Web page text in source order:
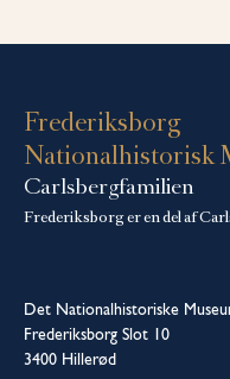
Frederiksborg
Nationalhistorisk
Carlsbergfamilien
Frederiksborg er en del af
Det Nationalhistoriske
Frederiksborg Slot 10
3400 Hillerød